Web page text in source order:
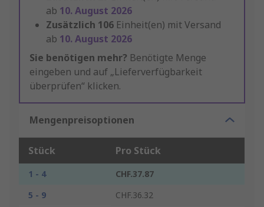
ab 10. August 2026
Zusätzlich 106 Einheit(en) mit Versand
ab 10. August 2026
Sie benötigen mehr? Benötigte Menge
eingeben und auf „Lieferverfügbarkeit
überprüfen“ klicken.
Mengenpreisoptionen
Stück Pro Stück
1 - 4
CHF.37.87
5 - 9
CHF.36.32